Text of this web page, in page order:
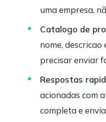
uma empresa,
Catalogo de
nome, descricao
precisar enviar
Respostas
acionadas com
completa e